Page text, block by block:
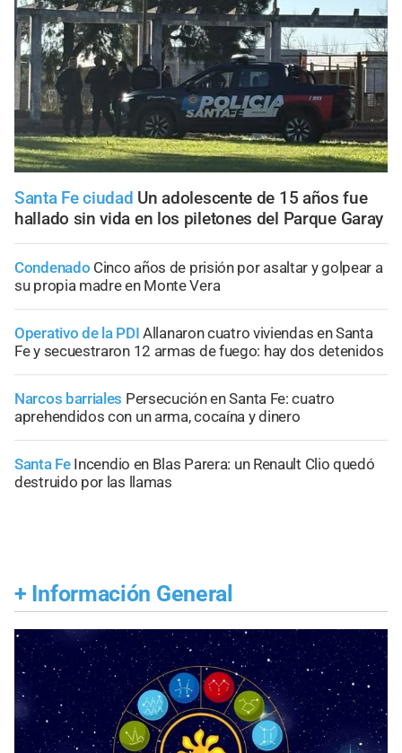
Santa Fe ciudad Un adolescente de 15 años fue
hallado sin vida en los piletones del Parque Garay
Condenado Cinco años de prisión por asaltar y golpear a
su propia madre en Monte Vera
Operativo de la PDI Allanaron cuatro viviendas en Santa
Fe y secuestraron 12 armas de fuego: hay dos detenidos
Narcos barriales Persecución en Santa Fe: cuatro
aprehendidos con un arma, cocaína y dinero
Santa Fe Incendio en Blas Parera: un Renault Clio quedó
destruido por las llamas
+ Información General